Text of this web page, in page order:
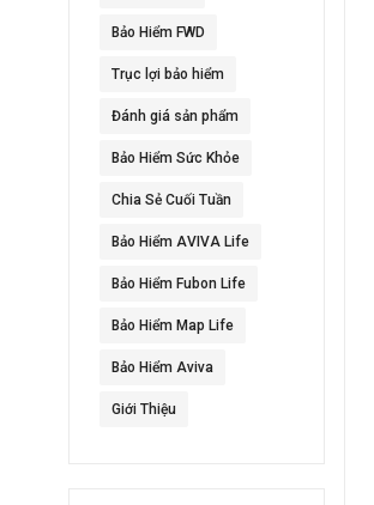
Bảo Hiểm FWD
Trục lợi bảo hiểm
Đánh giá sản phẩm
Bảo Hiểm Sức Khỏe
Chia Sẻ Cuối Tuần
Bảo Hiểm AVIVA Life
Bảo Hiểm Fubon Life
Bảo Hiểm Map Life
Bảo Hiểm Aviva
Giới Thiệu